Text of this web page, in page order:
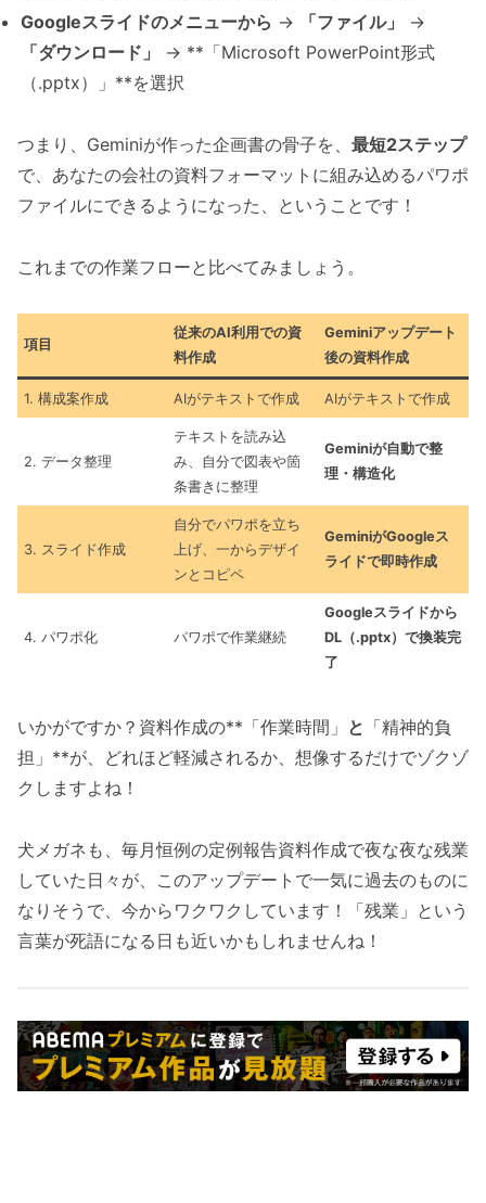
Googleスライドのメニューから → 「ファイル」
→
「ダウンロード」
→ **「Microsoft PowerPoint形式
（.pptx）」**を選択
つまり、Geminiが作った企画書の骨子を、 最短2ステップ
で、あなたの会社の資料フォーマットに組み込めるパワポ
ファイルにできるようになった、ということです！
これまでの作業フローと比べてみましょう。
項目
従来のAI利用での資
料作成
Geminiアップデート
後の資料作成
1. 構成案作成 AIがテキストで作成 AIがテキストで作成
2. データ整理
テキストを読み込
み、自分で図表や箇
条書きに整理
Geminiが自動で整
理・構造化
3. スライド作成
自分でパワポを立ち
上げ、一からデザイ
ンとコピペ
GeminiがGoogleス
ライドで即時作成
4. パワポ化 パワポで作業継続
Googleスライドから
DL（.pptx）で換装完
了
いかがですか？資料作成の**「作業時間」 と 「精神的負
担」**が、どれほど軽減されるか、想像するだけでゾクゾ
クしますよね！
犬メガネも、毎月恒例の定例報告資料作成で夜な夜な残業
していた日々が、このアップデートで一気に過去のものに
なりそうで、今からワクワクしています！「残業」という
言葉が死語になる日も近いかもしれませんね！